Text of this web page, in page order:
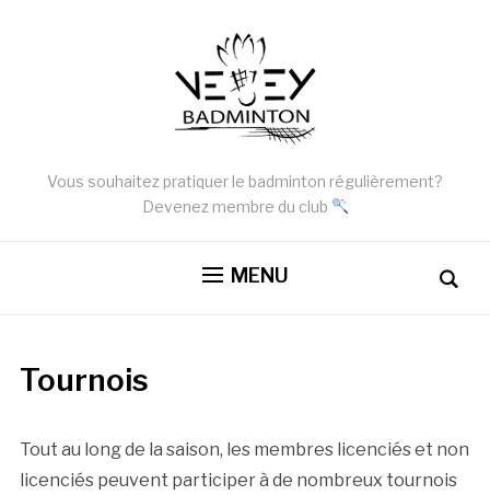
Vous souhaitez pratiquer le badminton régulièrement?
Devenez membre du club
MENU
Tournois
Tout au long de la saison, les membres licenciés et non
licenciés peuvent participer à de nombreux tournois